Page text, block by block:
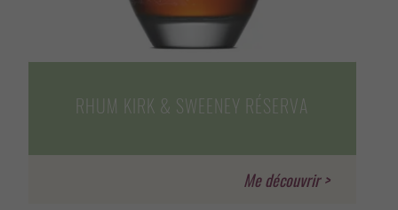
RHUM KIRK & SWEENEY RÉSERVA